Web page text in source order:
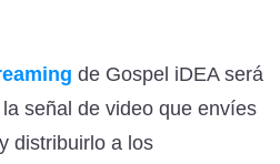
de Gospel iDEA será
señal de video que envíes
distribuirlo a los